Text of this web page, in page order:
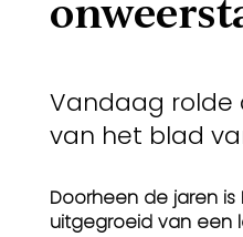
Vandaag rolde
van het blad
Doorheen de jaren is
uitgegroeid van een